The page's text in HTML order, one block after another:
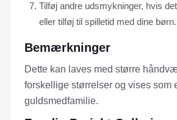
Tilføj andre udsmykninger, hvis
eller tilføj til spilletid med dine børn.
Bemærkninger
Dette kan laves med større
forskellige størrelser og vises som
guldsmedfamilie.